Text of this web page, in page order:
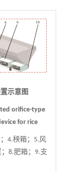
示意图
orifice-type
for rice
4.秧箱；5.风
8.肥箱；9.支